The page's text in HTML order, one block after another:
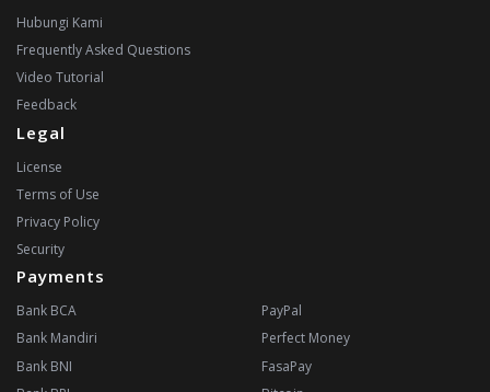
Hubungi Kami
Frequently Asked Questions
Video Tutorial
Feedback
Legal
License
Terms of Use
Privacy Policy
Security
Payments
Bank BCA
Bank Mandiri
Bank BNI
PayPal
Perfect Money
FasaPay